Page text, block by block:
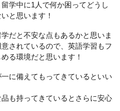
学中に1人で何か困ってどうし
と思います！
だと不安な点もあるかと思いま
されているので、英語学習もフ
る環境だと思います！
に備えてもってきているといい
も持ってきているとさらに安心